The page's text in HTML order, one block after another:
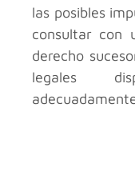
las posibles
consultar con
derecho
legales